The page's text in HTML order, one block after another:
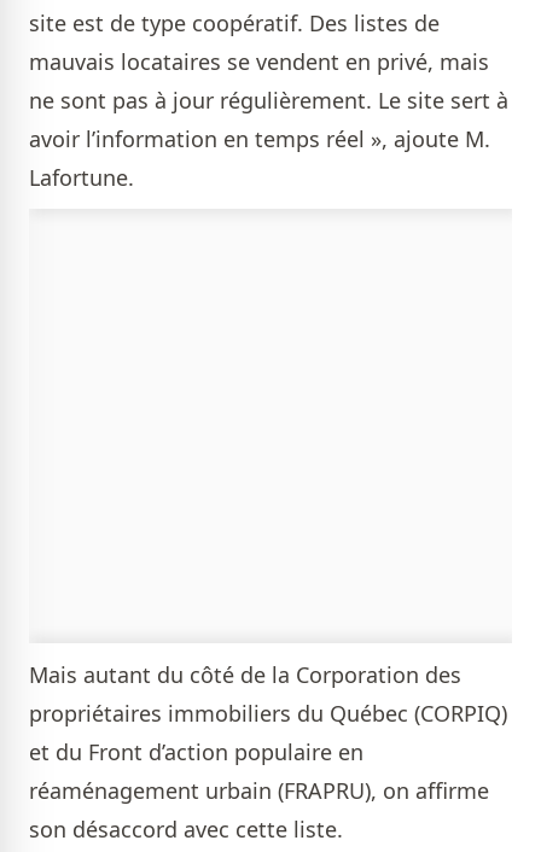
site est de type coopératif. Des listes de
mauvais locataires se vendent en privé, mais
ne sont pas à jour régulièrement. Le site sert à
avoir l’information en temps réel », ajoute M.
Lafortune.
Mais autant du côté de la Corporation des
propriétaires immobiliers du Québec (CORPIQ)
et du Front d’action populaire en
réaménagement urbain (FRAPRU), on affirme
son désaccord avec cette liste.